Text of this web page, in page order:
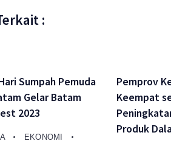
:
Sumpah Pemuda
Gelar Batam
2023
EKONOMI
Pemprov
Keempat
Produk